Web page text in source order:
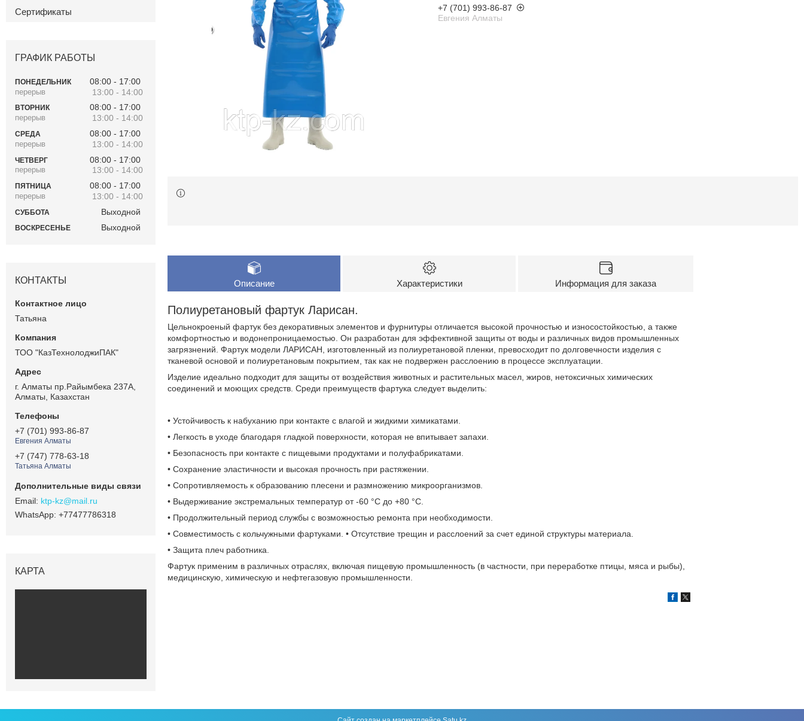
+7 (701) 993-86-87
Евгения Алматы
Описание Характеристики Информация для заказа
Полиуретановый фартук Ларисан.
Цельнокроеный фартук без декоративных элементов и фурнитуры отличается высокой прочностью и износостойкостью, а также
комфортностью и водонепроницаемостью. Он разработан для эффективной защиты от воды и различных видов промышленных
загрязнений. Фартук модели ЛАРИСАН, изготовленный из полиуретановой пленки, превосходит по долговечности изделия с
тканевой основой и полиуретановым покрытием, так как не подвержен расслоению в процессе эксплуатации.
Изделие идеально подходит для защиты от воздействия животных и растительных масел, жиров, нетоксичных химических
соединений и моющих средств. Среди преимуществ фартука следует выделить:
• Устойчивость к набуханию при контакте с влагой и жидкими химикатами.
• Легкость в уходе благодаря гладкой поверхности, которая не впитывает запахи.
• Безопасность при контакте с пищевыми продуктами и полуфабрикатами.
• Сохранение эластичности и высокая прочность при растяжении.
• Сопротивляемость к образованию плесени и размножению микроорганизмов.
• Выдерживание экстремальных температур от -60 °C до +80 °C.
• Продолжительный период службы с возможностью ремонта при необходимости.
• Совместимость с кольчужными фартуками. • Отсутствие трещин и расслоений за счет единой структуры материала.
• Защита плеч работника.
Фартук применим в различных отраслях, включая пищевую промышленность (в частности, при переработке птицы, мяса и рыбы),
медицинскую, химическую и нефтегазовую промышленности.
Сертификаты
ГРАФИК РАБОТЫ
ПОНЕДЕЛЬНИК 08:00
17:00
13:00
14:00
ВТОРНИК 08:00
17:00
13:00
14:00
СРЕДА 08:00
17:00
13:00
14:00
ЧЕТВЕРГ 08:00
17:00
13:00
14:00
ПЯТНИЦА 08:00
17:00
13:00
14:00
СУББОТА Выходной
ВОСКРЕСЕНЬЕ Выходной
КОНТАКТЫ
Татьяна
ТОО "КазТехнолоджиПАК"
г. Алматы пр.Райымбека 237А,
Алматы, Казахстан
+7 (701) 993-86-87
Евгения Алматы
+7 (747) 778-63-18
Татьяна Алматы
ktp-kz@mail.ru
+77477786318
КАРТА